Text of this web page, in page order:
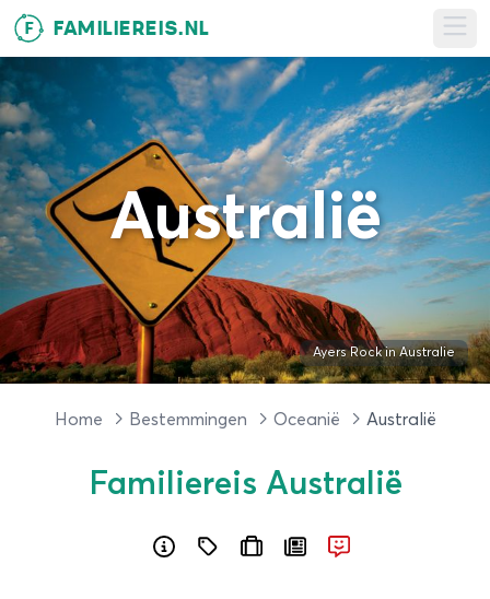
F FAMILIEREIS.NL
Australië
Ayers Rock in Australie
Home Bestemmingen Oceanië Australië
Familiereis Australië